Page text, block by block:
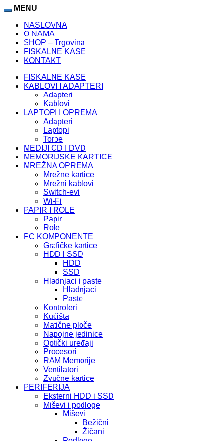
MENU
NASLOVNA
O NAMA
SHOP – Trgovina
FISKALNE KASE
KONTAKT
FISKALNE KASE
KABLOVI I ADAPTERI
Adapteri
Kablovi
LAPTOPI I OPREMA
Adapteri
Laptopi
Torbe
MEDIJI CD I DVD
MEMORIJSKE KARTICE
MREŽNA OPREMA
Mrežne kartice
Mrežni kablovi
Switch-evi
Wi-Fi
PAPIR I ROLE
Papir
Role
PC KOMPONENTE
Grafičke kartice
HDD i SSD
HDD
SSD
Hladnjaci i paste
Hladnjaci
Paste
Kontroleri
Kućišta
Matične ploče
Napojne jedinice
Optički uređaji
Procesori
RAM Memorije
Ventilatori
Zvučne kartice
PERIFERIJA
Eksterni HDD i SSD
Miševi i podloge
Miševi
Bežični
Žičani